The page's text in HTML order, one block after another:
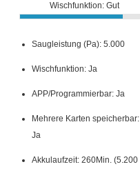
Wischfunktion: Gut
Saugleistung (Pa): 5.000
Wischfunktion: Ja
APP/Programmierbar: Ja
Mehrere Karten speicherbar:
Ja
Akkulaufzeit: 260Min. (5.200